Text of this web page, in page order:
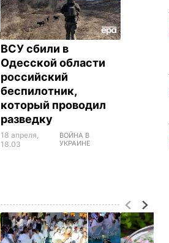
ВСУ сбили в
Одесской области
российский
беспилотник,
который проводил
разведку
18 апреля,
18.03
ВОЙНА В
УКРАИНЕ